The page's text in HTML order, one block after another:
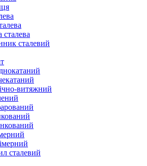
сталевий
витяжний
сталевий